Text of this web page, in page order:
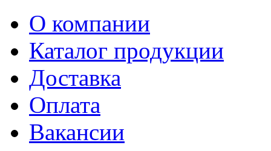
О компании
Каталог продукции
Доставка
Оплата
Вакансии